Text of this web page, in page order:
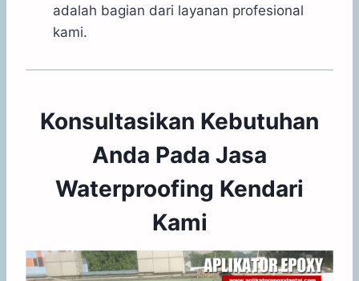
adalah bagian dari layanan profesional
kami.
Konsultasikan Kebutuhan
Anda Pada Jasa
Waterproofing Kendari
Kami